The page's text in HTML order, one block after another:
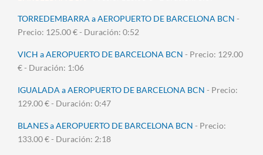
TORREDEMBARRA a AEROPUERTO DE BARCELONA BCN -
Precio: 125.00 € - Duración: 0:52
VICH a AEROPUERTO DE BARCELONA BCN - Precio: 129.00
€ - Duración: 1:06
IGUALADA a AEROPUERTO DE BARCELONA BCN - Precio:
129.00 € - Duración: 0:47
BLANES a AEROPUERTO DE BARCELONA BCN - Precio:
133.00 € - Duración: 2:18